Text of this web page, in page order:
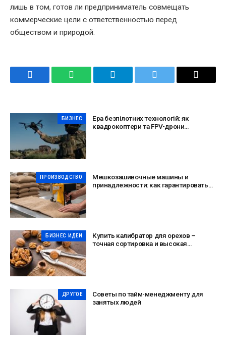
лишь в том, готов ли предприниматель совмещать
коммерческие цели с ответственностью перед
обществом и природой.
Facebook WhatsApp Telegram Twitter Email
БИЗНЕС
Ера безпілотних технологій: як
квадрокоптери та FPV-дрони
ПРОИЗВОДСТВО
Мешкозашивочные машины и
принадлежности: как гарантировать
БИЗНЕС ИДЕИ
Купить калибратор для орехов –
точная сортировка и высокая
ДРУГОЕ
Советы по тайм-менеджменту для
занятых людей